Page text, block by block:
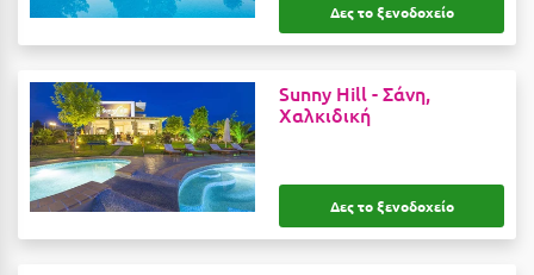
Καστοριά
Κέα - Τζιά
Κερατέα
Κέρκυρα
Κεφαλονιά
Δες το ξενοδοχείο
Sunny Hill -Σάνη,
Χαλκιδική
Δες το ξενοδοχείο